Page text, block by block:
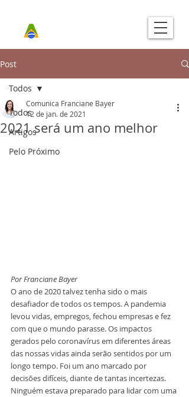
Post
Todos
Artigos
Pelo Próximo
Todos
2021 será um ano melhor
Comunica Franciane Bayer
12 de jan. de 2021
Por Franciane Bayer
O ano de 2020 talvez tenha sido o mais
desafiador de todos os tempos. A pandemia
levou vidas, empregos, fechou empresas e fez
com que o mundo parasse. Os impactos
gerados pelo coronavírus em diferentes áreas
das nossas vidas ainda serão sentidos por um
longo tempo. Foi um ano marcado por
decisões difíceis, diante de tantas incertezas.
Ninguém estava preparado para lidar com uma